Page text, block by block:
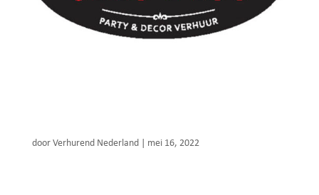
door Verhurend Nederland| mei 16, 2022